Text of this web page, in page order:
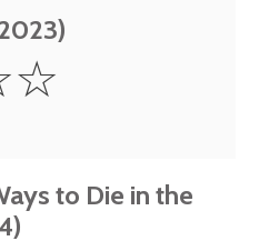
☆
to Die in the